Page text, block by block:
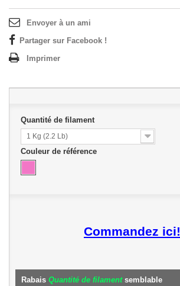
Envoyer à un ami
Partager sur Facebook !
Imprimer
Quantité de filament
1 Kg (2.2 Lb)
Couleur de référence
Commandez ici!
Rabais Quantité de filamentsemblable